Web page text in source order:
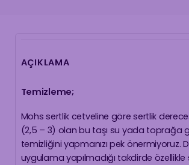
AÇIKLAMA
Temizleme;
Mohs sertlik cetveline göre sertlik
(2,5 – 3) olan bu taşı su yada toprağa
temizliğini yapmanızı pek önermiyoruz.
uygulama yapılmadığı takdirde özellikle